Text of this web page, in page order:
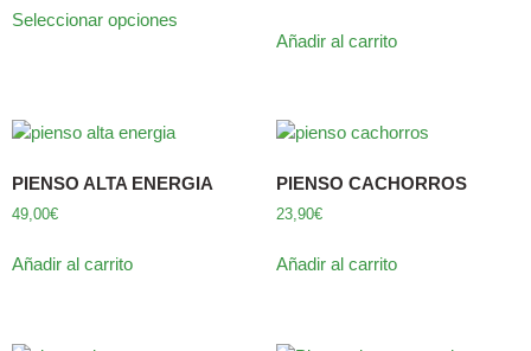
Seleccionar opciones
Añadir al carrito
PIENSO ALTA ENERGIA
49,00€
Añadir al carrito
PIENSO CACHORROS
23,90€
Añadir al carrito